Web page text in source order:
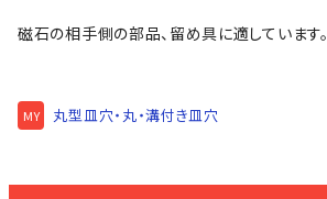
磁石の相手側の部品、留め具に適しています。
MY 丸型皿穴・丸・溝付き皿穴